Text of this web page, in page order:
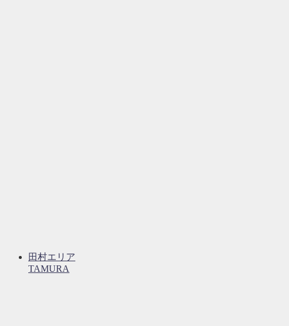
田村エリア
TAMURA